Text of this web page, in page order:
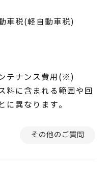
車税(軽自動車税)
テナンス費用(※)
料に含まれる範囲や回
に異なります。
その他のご質問